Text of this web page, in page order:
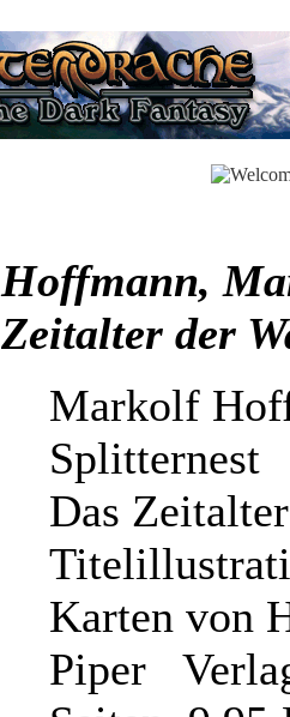
Hoffmann,
Zeitalter der
Markolf
Splitternest
Das
Karten von
Piper